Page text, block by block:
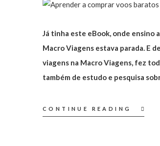
Já tinha este eBook, onde ensino
Macro Viagens estava parada. E
viagens na Macro Viagens, fez
também de estudo e pesquisa
CONTINUE READING